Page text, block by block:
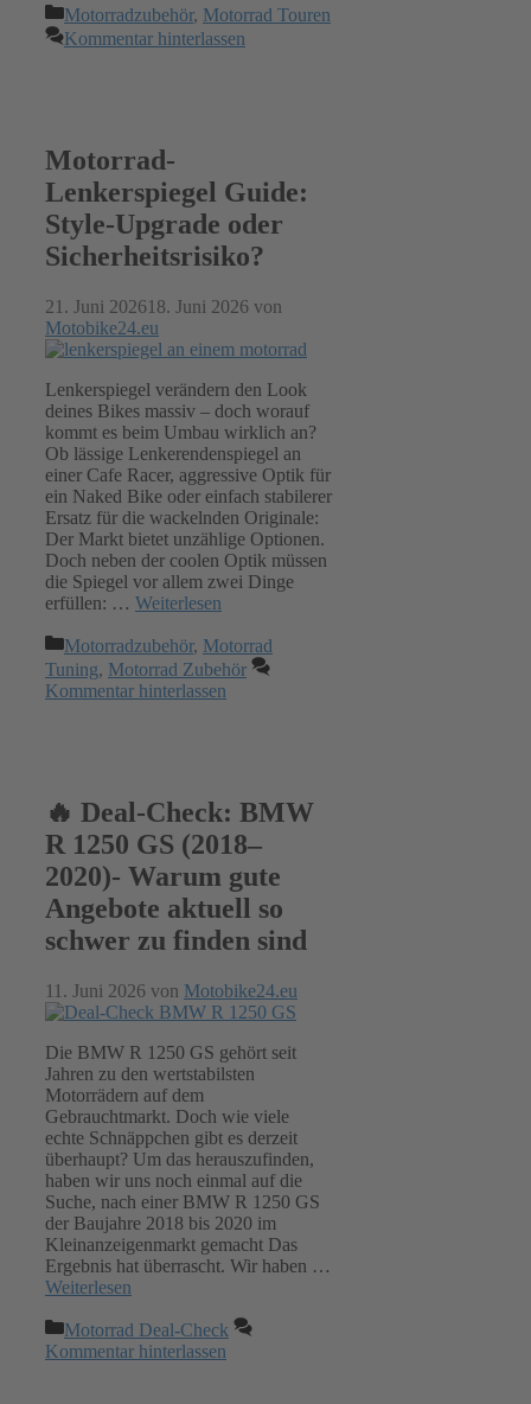
Kategorien
Motorradzubehör, Motorrad Touren
Kommentar hinterlassen
Motorrad-
Lenkerspiegel Guide:
Style-Upgrade oder
Sicherheitsrisiko?
21. Juni 202618. Juni 2026 von
Motobike24.eu
Lenkerspiegel verändern den Look
deines Bikes massiv – doch worauf
kommt es beim Umbau wirklich an?
Ob lässige Lenkerendenspiegel an
einer Cafe Racer, aggressive Optik für
ein Naked Bike oder einfach stabilerer
Ersatz für die wackelnden Originale:
Der Markt bietet unzählige Optionen.
Doch neben der coolen Optik müssen
die Spiegel vor allem zwei Dinge
erfüllen: … Weiterlesen
Kategorien
Motorradzubehör, Motorrad
Tuning, Motorrad Zubehör
Kommentar hinterlassen
🔥 Deal-Check: BMW
R 1250 GS (2018–
2020)- Warum gute
Angebote aktuell so
schwer zu finden sind
11. Juni 2026 von Motobike24.eu
Die BMW R 1250 GS gehört seit
Jahren zu den wertstabilsten
Motorrädern auf dem
Gebrauchtmarkt. Doch wie viele
echte Schnäppchen gibt es derzeit
überhaupt? Um das herauszufinden,
haben wir uns noch einmal auf die
Suche, nach einer BMW R 1250 GS
der Baujahre 2018 bis 2020 im
Kleinanzeigenmarkt gemacht Das
Ergebnis hat überrascht. Wir haben …
Weiterlesen
Kategorien
Motorrad Deal-Check
Kommentar hinterlassen